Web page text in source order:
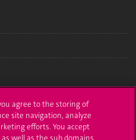
agree to the storing of
site navigation, analyze
efforts. You accept
well as the sub domains